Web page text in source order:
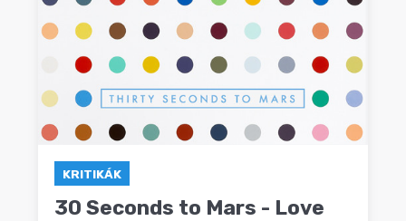
KRITIKÁK
30 Seconds to Mars - Love